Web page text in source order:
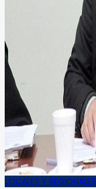
LOCALES Y REGIONALES